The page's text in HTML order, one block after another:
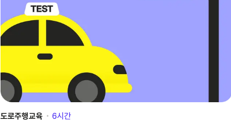
도로주행교육 ･ 6시간